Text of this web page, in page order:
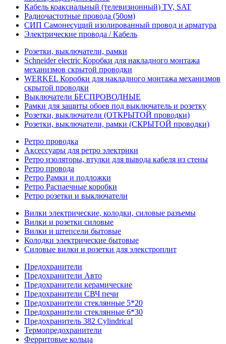
Кабель коаксиальный (телевизионный) TV, SAT
Радиочастотные провода (50ом)
СИП Самонесущий изолированный провод и арматура
Электрические провода / Кабель
Розетки, выключатели, рамки
Schneider electric Коробки для накладного монтажа
механизмов скрытой проводки
WERKEL Коробки для накладного монтажа механизмов
скрытой проводки
Выключатели БЕСПРОВОДНЫЕ
Рамки для защиты обоев под выключатель и розетку
Розетки, выключатели (ОТКРЫТОЙ проводки)
Розетки, выключатели, рамки (СКРЫТОЙ проводки)
Ретро проводка
Аксессуары для ретро электрики
Ретро изоляторы, втулки для вывода кабеля из стены
Ретро провода
Ретро Рамки и подложки
Ретро Распаечные коробки
Ретро розетки и выключатели
Вилки электрические, колодки, силовые разъемы
Вилки и розетки силовые
Вилки и штепсели бытовые
Колодки электрические бытовые
Силовые вилки и розетки для элекстроплит
Предохранители
Предохранители Авто
Предохранители керамические
Предохранители СВЧ печи
Предохранители стеклянные 5*20
Предохранители стеклянные 6*30
Предохранитель 382 Cylindrical
Термопредохранители
Ферритовые кольца